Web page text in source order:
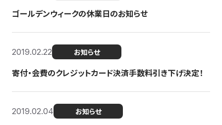
ゴールデンウィークの休業日のお知らせ
2019.02.22 お知らせ
寄付・会費のクレジットカード決済手数料引き下げ決定！
2019.02.04 お知らせ